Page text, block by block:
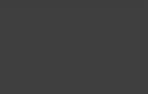
aquellas que quieras permitir en tu
para la navegación.
de las cookies